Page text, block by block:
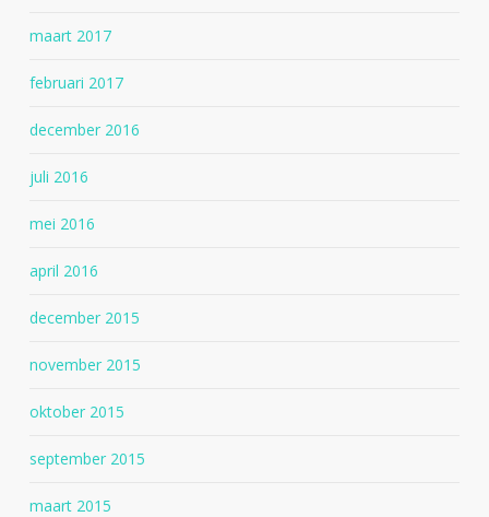
maart 2017
februari 2017
december 2016
juli 2016
mei 2016
april 2016
december 2015
november 2015
oktober 2015
september 2015
maart 2015